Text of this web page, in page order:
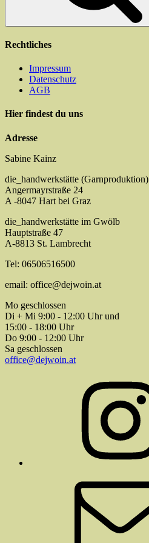
Rechtliches
Impressum
Datenschutz
AGB
Hier findest du uns
Adresse
Sabine Kainz
die_handwerkstätte (Garnproduktion)
Angermayrstraße 24
A -8047 Hart bei Graz
die_handwerkstätte im Gwölb
Hauptstraße 47
A-8813 St. Lambrecht
Tel: 06506516500
email: office@dejwoin.at
Mo geschlossen
Di + Mi 9:00 - 12:00 Uhr und
15:00 - 18:00 Uhr
Do 9:00 - 12:00 Uhr
Sa geschlossen
office@dejwoin.at